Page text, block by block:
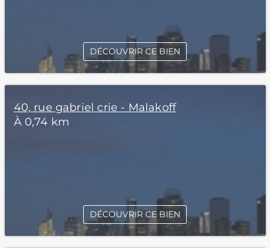
DÉCOUVRIR CE BIEN
40, rue gabriel crie - Malakoff
À 0,74 km
DÉCOUVRIR CE BIEN